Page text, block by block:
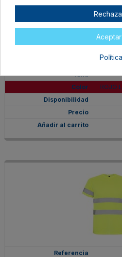
ROJO
Aceptar